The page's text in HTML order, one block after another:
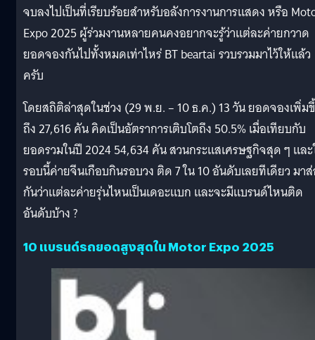
จบลงไปเป็นที่เรียบร้อยสำหรับอลังการงานการแสดง หรือ
Expo 2025 ผู้ร่วมงานหลายคนคงอยากจะรู้ว่าแต่ละค่ายกวาด
ยอดจองกันไปทั้งหมดเท่าไหร่ BT beartai รวบรวมมาไว้ให้แล้ว
ครับ
โดยสถิติล่าสุดในช่วง (29 พ.ย. – 10 ธ.ค.) 13 วัน ยอดจองเพิ่ม
ถึง 27,616 คัน คิดเป็นอัตราการเติบโตถึง 50.5% เมื่อเทียบกับ
ยอดรวมในปี 2024 54,634 คัน สวนกระแสเศรษฐกิจสุด ๆ แล
รอบนี้ค่ายจีนเกือบกินรอบวง ติด 7 ใน 10 อันดับเลยทีเดียว มา
กันว่าแต่ละค่ายรุ่นไหนเป็นเดอะแบก และจะมีแบรนด์ไหนติด
อันดับบ้าง ?
10 แบรนด์รถยอดสูงสุดใน Motor Expo 2025